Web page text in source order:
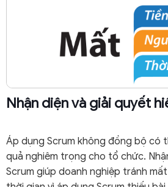
Nhận diện và giải quyết
Áp dụng Scrum không đồng bộ có
quả nghiêm trọng cho tổ chức.
Scrum giúp doanh nghiệp tránh